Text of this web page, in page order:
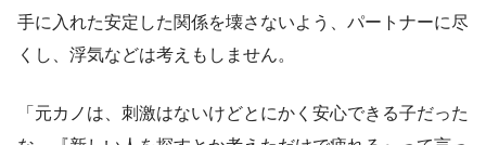
手に入れた安定した関係を壊さないよう、パートナーに尽
くし、浮気などは考えもしません。
「元カノは、刺激はないけどとにかく安心できる子だった